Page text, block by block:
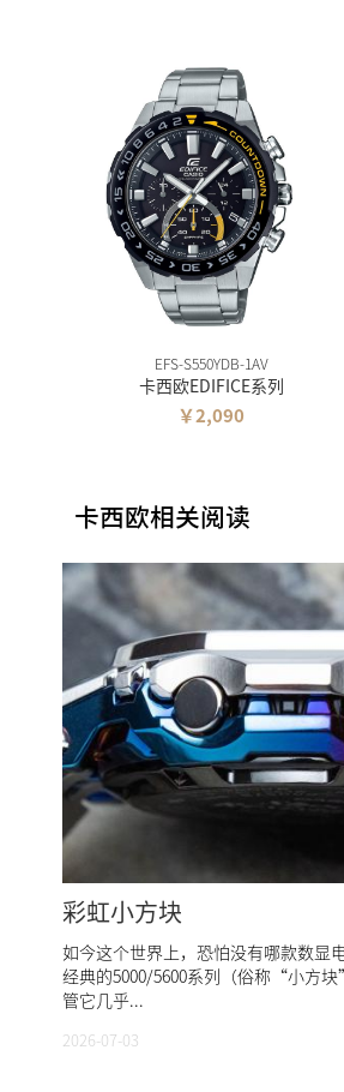
EFS-S550YDB-1AV
卡西欧EDIFICE系列
￥2,090
卡西欧相关阅读
彩虹小方块
如今这个世界上，恐怕没有哪款数显
经典的5000/5600系列（俗称“小方
管它几乎...
2026-07-03